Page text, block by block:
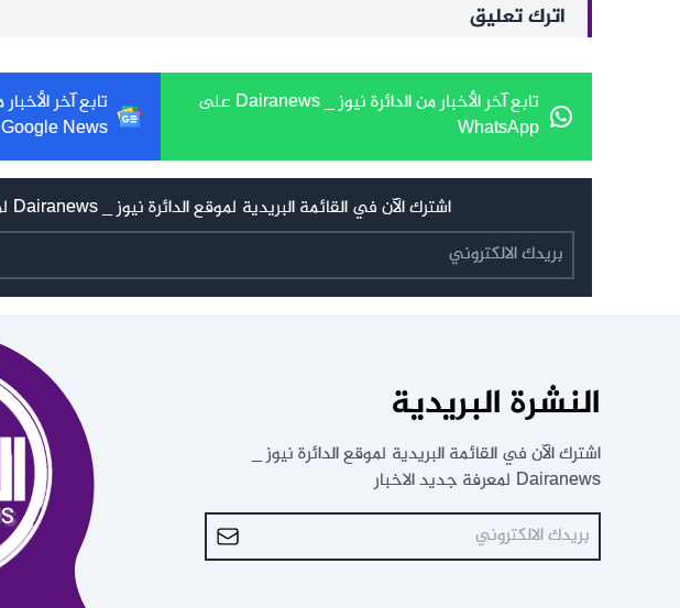
اترك تعليق
تابع آخر الأخبار من الدائرة نيوز _ Dairanews على
WhatsApp
Google News
اشترك الآن في القائمة البريدية لموقع الدائرة نيوز _ Dairanews لمعرفة جديد الاخبار
النشرة البريدية
اشترك الآن في القائمة البريدية لموقع الدائرة نيوز _
Dairanews لمعرفة جديد الاخبار